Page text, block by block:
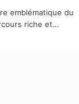
emblématique du
riche et…